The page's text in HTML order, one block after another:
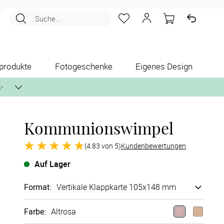
Suche...
Fotogeschenke Eigenes Design
per Post zusenden.
Kommunionswimpel
(4.83 von 5)Kundenbewertungen
Auf Lager
Format: Vertikale Klappkarte 105x148 mm
Farbe: Altrosa